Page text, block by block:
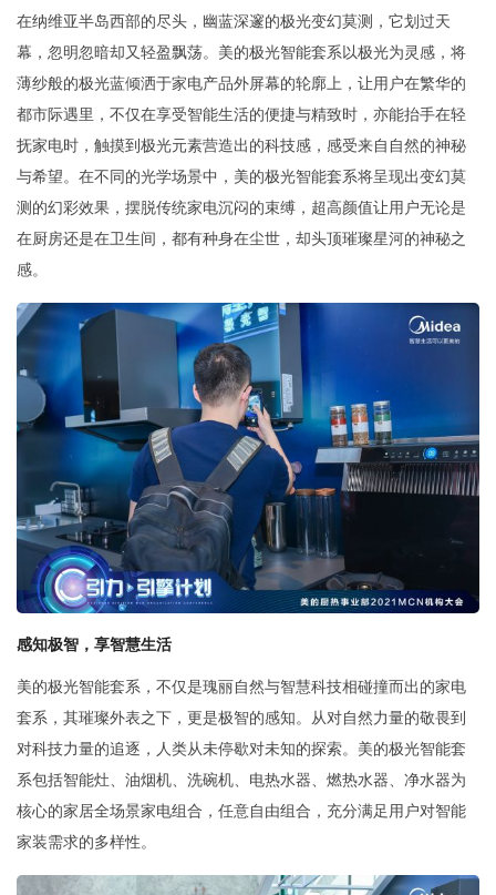
在纳维亚半岛西部的尽头，幽蓝深邃的极光变幻莫测，它划过天
幕，忽明忽暗却又轻盈飘荡。美的极光智能套系以极光为灵感，将
薄纱般的极光蓝倾洒于家电产品外屏幕的轮廓上，让用户在繁华的
都市际遇里，不仅在享受智能生活的便捷与精致时，亦能抬手在轻
抚家电时，触摸到极光元素营造出的科技感，感受来自自然的神秘
与希望。在不同的光学场景中，美的极光智能套系将呈现出变幻莫
测的幻彩效果，摆脱传统家电沉闷的束缚，超高颜值让用户无论是
在厨房还是在卫生间，都有种身在尘世，却头顶璀璨星河的神秘之
感。
感知极智，享智慧生活
美的极光智能套系，不仅是瑰丽自然与智慧科技相碰撞而出的家电
套系，其璀璨外表之下，更是极智的感知。从对自然力量的敬畏到
对科技力量的追逐，人类从未停歇对未知的探索。美的极光智能套
系包括智能灶、油烟机、洗碗机、电热水器、燃热水器、净水器为
核心的家居全场景家电组合，任意自由组合，充分满足用户对智能
家装需求的多样性。